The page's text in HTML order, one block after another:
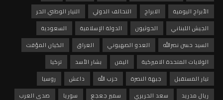
الأبراج اليومية
الابراج التحالف الدولي
التيار الوطني الحر
الجيش اللبناني
الحوثيون الدولة الإسلامية
السعودية
السيد حسن نصرالله
العدو الصهيوني العراق
الكيان المؤقت
الولايات المتحدة الاميركية
اليمن بشار الأسد
تركيا
تيار المستقبل
جبهة النصرة حزب الله داعش
روسيا
ريال مدريد
سعد الحريري سمير جعجع سوريا صدى العرب